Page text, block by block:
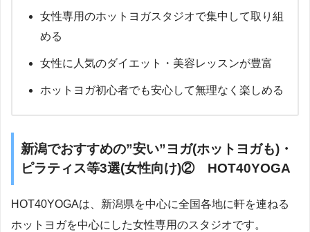
女性専用のホットヨガスタジオで集中して取り組
める
女性に人気のダイエット・美容レッスンが豊富
ホットヨガ初心者でも安心して無理なく楽しめる
新潟でおすすめの”安い”ヨガ(ホットヨガも)・
ピラティス等3選(女性向け)② HOT40YOGA
HOT40YOGAは、新潟県を中心に全国各地に軒を連ねる
ホットヨガを中心にした女性専用のスタジオです。